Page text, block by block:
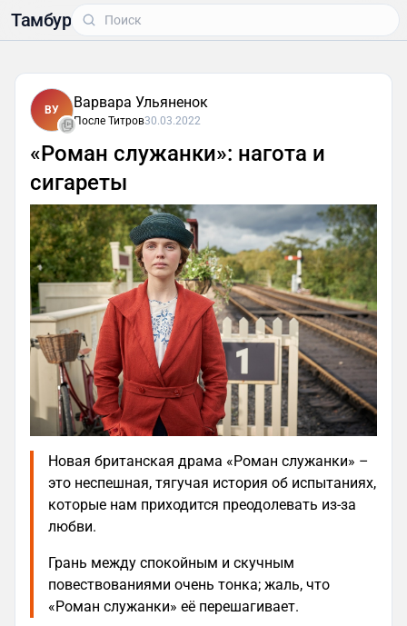
Тамбур
ВУ Варвара Ульяненок
После Титров30.03.2022
«Роман служанки»: нагота и
сигареты
Новая британская драма «Роман служанки» –
это неспешная, тягучая история об испытаниях,
которые нам приходится преодолевать из-за
любви.
Грань между спокойным и скучным
повествованиями очень тонка; жаль, что
«Роман служанки» её перешагивает.